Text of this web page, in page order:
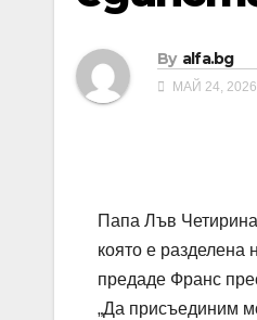
By alfa.bg
МАЙ 24, 2026
Папа Лъв
която е разделена
предаде Франс
„Да присъединим